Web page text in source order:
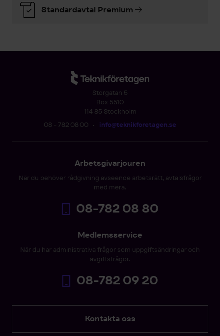
Standardavtal Premium
Storgatan 5
Box 5510
114 85 Stockholm
08 - 782 08 00 • info@teknikforetagen.se
Arbetsgivarjouren
När du behöver rådgivning avseende arbetsrätt, avtalsfrågor
med mera.
08-782 08 80
Medlemsservice
När du har administrativa frågor som uppgiftsändringar och
avgiftsfrågor.
08-782 09 20
Kontakta oss